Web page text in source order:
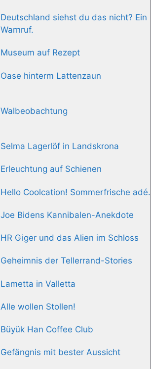
Deutschland siehst du das nicht? Ein
Warnruf.
Museum auf Rezept
Oase hinterm Lattenzaun
Walbeobachtung
Selma Lagerlöf in Landskrona
Erleuchtung auf Schienen
Hello Coolcation! Sommerfrische adé.
Joe Bidens Kannibalen-Anekdote
HR Giger und das Alien im Schloss
Geheimnis der Tellerrand-Stories
Lametta in Valletta
Alle wollen Stollen!
Büyük Han Coffee Club
Gefängnis mit bester Aussicht